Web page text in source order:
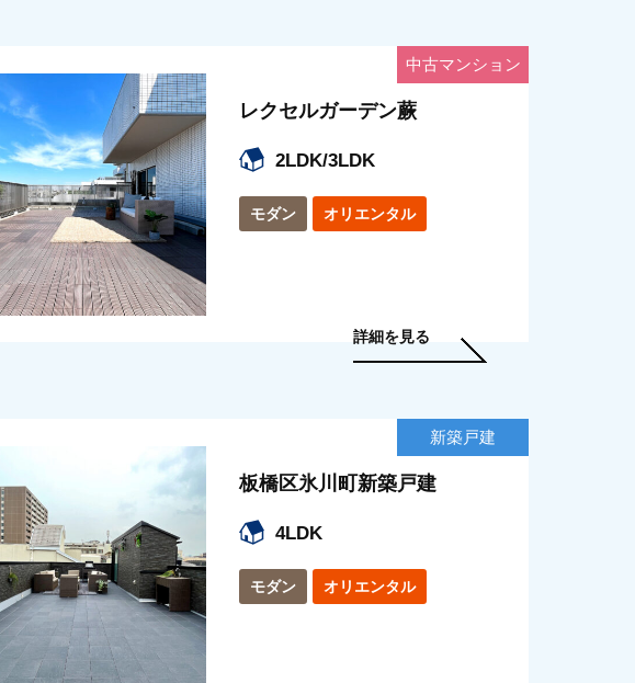
中古マンション
レクセルガーデン蕨
2LDK/3LDK
モダン オリエンタル
詳細を見る
新築戸建
板橋区氷川町新築戸建
4LDK
モダン オリエンタル